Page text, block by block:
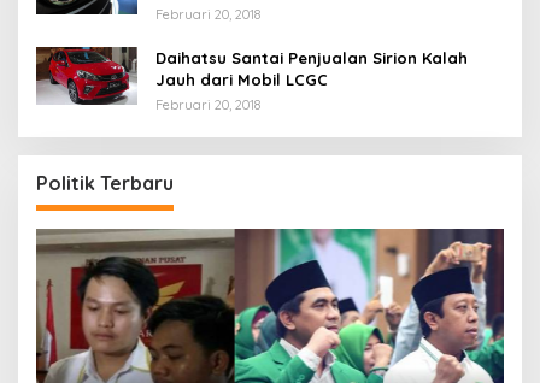
Februari 20, 2018
Daihatsu Santai Penjualan Sirion Kalah
Jauh dari Mobil LCGC
Februari 20, 2018
Politik Terbaru